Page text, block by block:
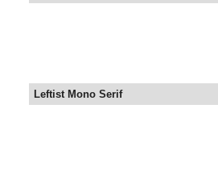
Leftist Mono Serif